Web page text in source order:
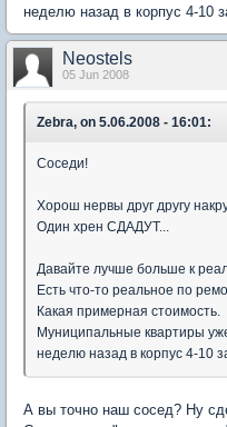
неделю назад в корпус 4-10
Neostels
05 Jun 2008
Zebra, on 5.06.2008 - 16:01:
Соседи!
Хорош нервы друг другу
Один хрен СДАДУТ...
Давайте лучше больше к
Есть что-то реальное по
Какая примерная стоимость.
Муниципальные квартиры
неделю назад в корпус 4-10
А вы точно наш сосед? Ну